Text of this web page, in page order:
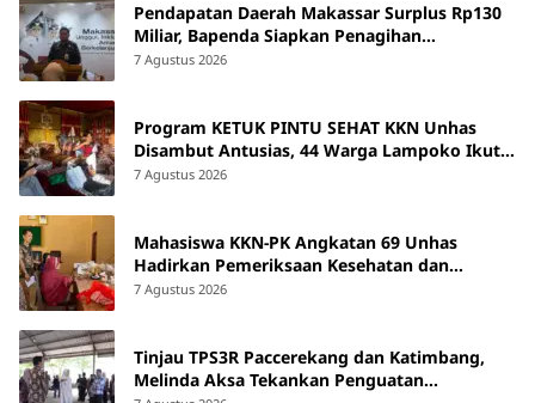
Pendapatan Daerah Makassar Surplus Rp130
Miliar, Bapenda Siapkan Penagihan
Tunggakan Pajak
7 Agustus 2026
Program KETUK PINTU SEHAT KKN Unhas
Disambut Antusias, 44 Warga Lampoko Ikut
Skrining Hipertensi
7 Agustus 2026
Mahasiswa KKN-PK Angkatan 69 Unhas
Hadirkan Pemeriksaan Kesehatan dan
Edukasi bagi Lansia di Barru
7 Agustus 2026
Tinjau TPS3R Paccerekang dan Katimbang,
Melinda Aksa Tekankan Penguatan